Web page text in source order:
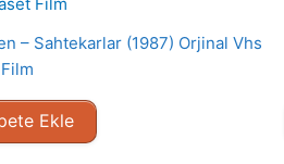
– Sahtekarlar (1987) Orjinal Vhs
Ekle